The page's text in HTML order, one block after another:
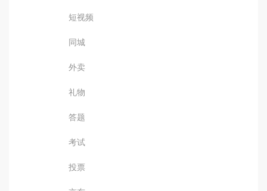
短视频
同城
外卖
礼物
答题
考试
投票